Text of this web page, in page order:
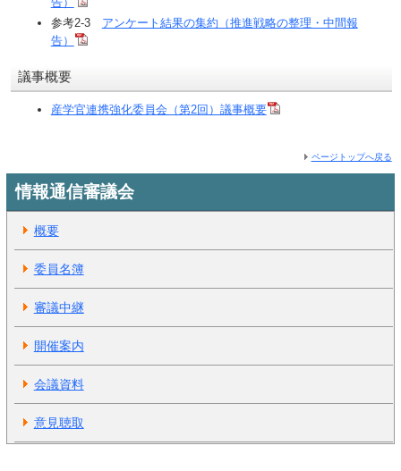
参考2-3 アンケート結果の集約（推進戦略の整理・中間報
告）
議事概要
産学官連携強化委員会（第2回）議事概要
ページトップへ戻る
情報通信審議会
概要
委員名簿
審議中継
開催案内
会議資料
意見聴取